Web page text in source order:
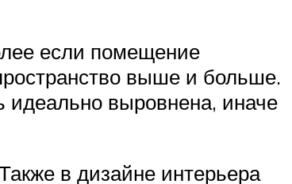
если помещение
выше и больше.
идеально выровнена, иначе
в дизайне интерьера